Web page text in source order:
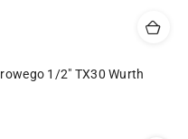
1/2" TX30 Wurth